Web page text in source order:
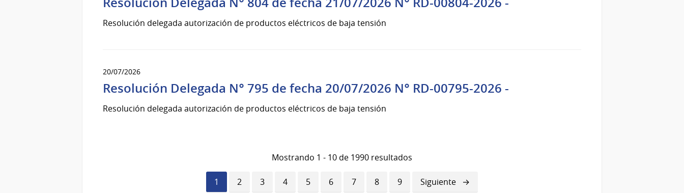
Resolución delegada autorización de productos eléctricos de baja tensión
20/07/2026
Resolución Delegada N° 795 de fecha 20/07/2026 N° RD-00795-2026 -
Resolución delegada autorización de productos eléctricos de baja tensión
Mostrando 1 - 10 de 1990 resultados
Página
1 Página
2 Página
3 Página
4 Página
5 Página
6 Página
7 Página
8 Página
9
Siguiente
Siguiente